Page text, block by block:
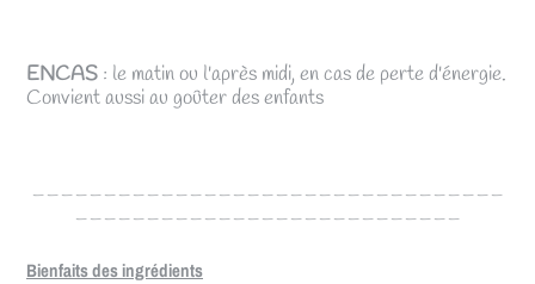
ENCAS : le matin ou l'après midi, en cas de perte d'énergie.
Convient aussi au goûter des enfants
_________________________________
___________________________
Bienfaits des ingrédients